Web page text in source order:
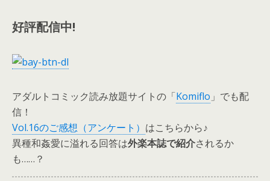
好評配信中!
アダルトコミック読み放題サイトの「Komiflo 」でも配
信！
Vol.16のご感想（アンケート） はこちらから♪
異種和姦愛に溢れる回答は外楽本誌で紹介されるか
も……？